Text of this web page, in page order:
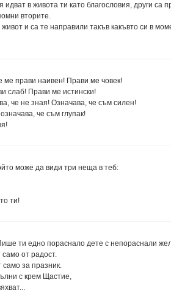
идват в живота ти като благословия, други са
вторите.
живот и са те направили такъв какъвто си в
ме прави наивeн! Прави ме човек!
слаб! Прави ме истински!
че не зная! Означава, че съм силен!
че съм глупак!
може да види три неща в теб:
ти!
ти едно пораснало дете с непораснали
от радост.
само за празник.
с крем Щастие,